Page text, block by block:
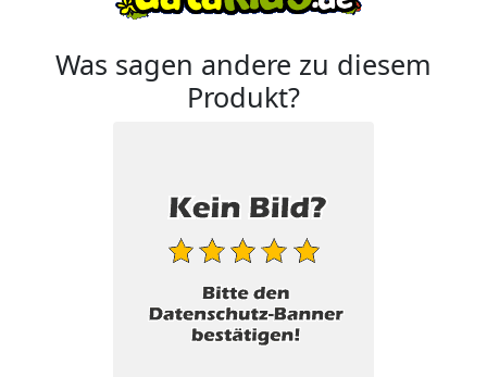
Was sagen andere zu diesem
Produkt?